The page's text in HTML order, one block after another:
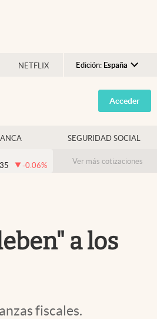
NETFLIX Edición: España
Argentina
España
USA
Colombia
Acceder
SEGURIDAD SOCIAL
-0.06% Ver más cotizaciones
a los
fiscales.